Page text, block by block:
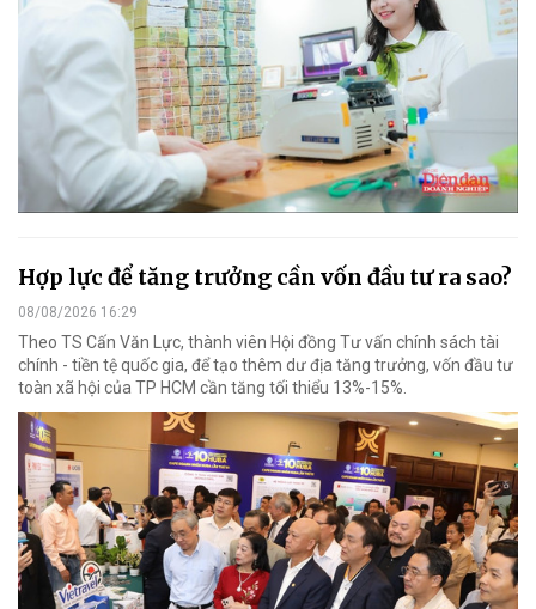
Hợp lực để tăng trưởng cần vốn đầu tư ra sao?
08/08/2026 16:29
Theo TS Cấn Văn Lực, thành viên Hội đồng Tư vấn chính sách tài
chính - tiền tệ quốc gia, để tạo thêm dư địa tăng trưởng, vốn đầu tư
toàn xã hội của TP HCM cần tăng tối thiểu 13%-15%.